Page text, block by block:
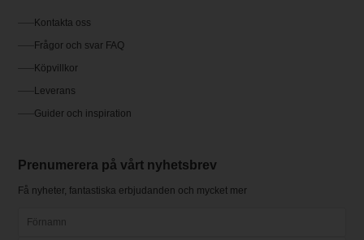
Kontakta oss
Frågor och svar FAQ
Köpvillkor
Leverans
Guider och inspiration
Prenumerera på vårt nyhetsbrev
Få nyheter, fantastiska erbjudanden och mycket mer